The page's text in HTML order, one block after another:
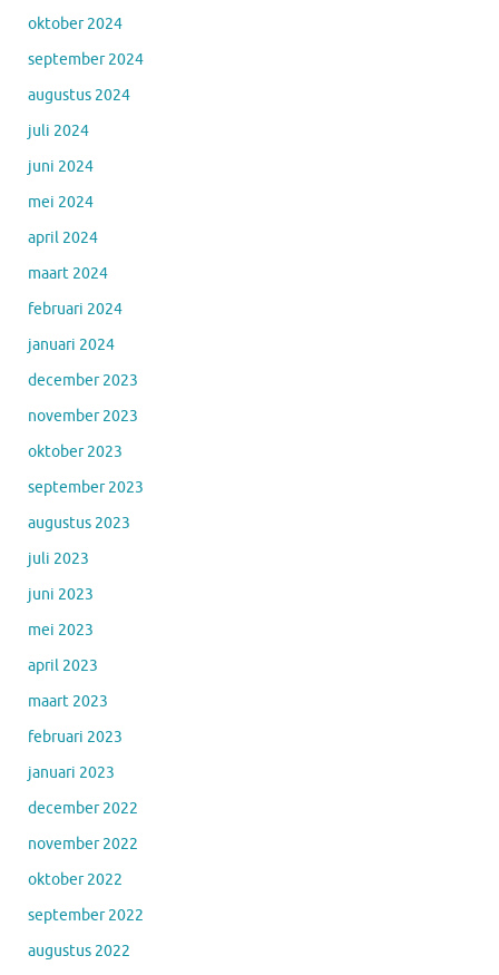
oktober 2024
september 2024
augustus 2024
juli 2024
juni 2024
mei 2024
april 2024
maart 2024
februari 2024
januari 2024
december 2023
november 2023
oktober 2023
september 2023
augustus 2023
juli 2023
juni 2023
mei 2023
april 2023
maart 2023
februari 2023
januari 2023
december 2022
november 2022
oktober 2022
september 2022
augustus 2022